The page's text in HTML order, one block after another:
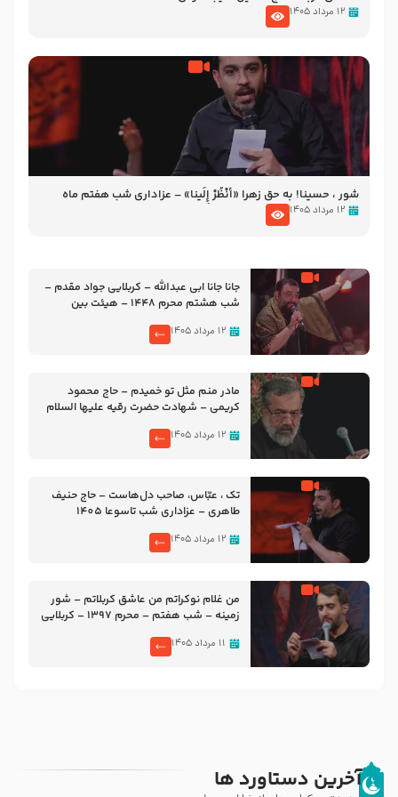
۱۲ مرداد ۱۴۰۵
شور ، حسینا! به‌ حق زهرا «أُنْظُرْ إِلَینا» – عزاداری شب هفتم ماه
محرّم 1405
۱۲ مرداد ۱۴۰۵
جانا جانا ابی عبدالله – کربلایی جواد مقدم –
شب هشتم محرم 1448 – هیئت بین
۱۲ مرداد ۱۴۰۵
مادر منم مثل تو خمیدم – حاج محمود
کریمی – شهادت حضرت رقیه علیها السلام
۱۲ مرداد ۱۴۰۵
تک ، عبّاس، صاحب دل‌هاست – حاج حنیف
طاهری – عزاداری شب تاسوعا 1405
۱۲ مرداد ۱۴۰۵
من غلام نوکراتم من عاشق کربلاتم – شور
زمینه – شب هفتم – محرم 1397 – کربلایی
۱۱ مرداد ۱۴۰۵
آخرین دستاورد ها